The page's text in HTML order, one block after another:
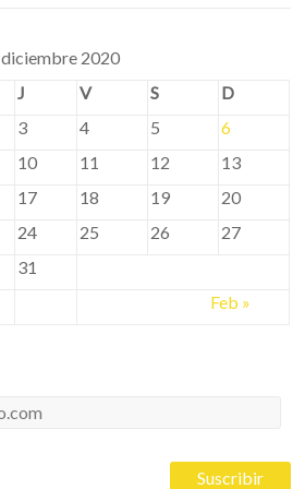
diciembre 2020
J V S D
Feb »
3 4 5
6
10 11 12
13
17 18 19
20
24 25 26
27
31